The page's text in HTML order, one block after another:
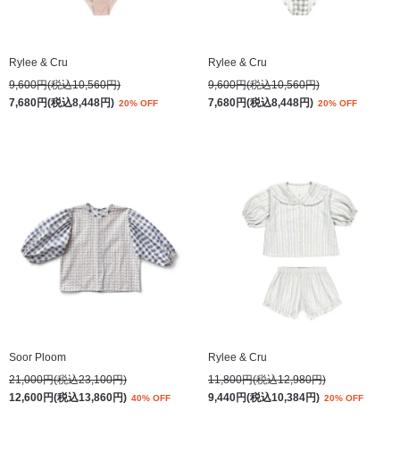
Rylee & Cru
9,600円(税込10,560円)
7,680円(税込8,448円) 20% OFF
Rylee & Cru
9,600円(税込10,560円)
7,680円(税込8,448円) 20% OFF
Soor Ploom
21,000円(税込23,100円)
12,600円(税込13,860円) 40% OFF
Rylee & Cru
11,800円(税込12,980円)
9,440円(税込10,384円) 20% OFF